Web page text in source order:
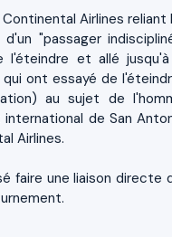
Airlines
d'un "passager
l'éteindre et allé
ont essayé de
au sujet de
international de San
Airlines.
faire une liaison